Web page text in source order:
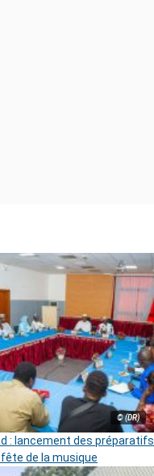
© (DR)
: lancement des préparatifs
de la musique